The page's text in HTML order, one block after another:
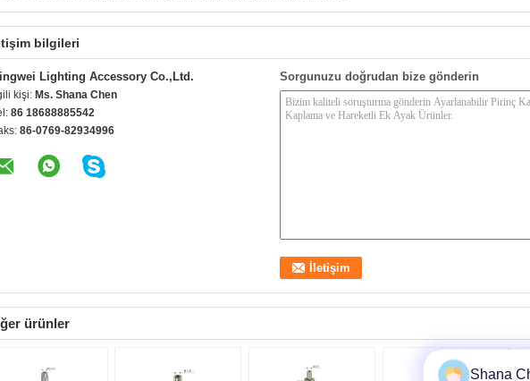
bilgileri
Lighting Accessory Co.,Ltd.
kişi: Ms. Shana Chen
86 18688885542
86-0769-82934996
Sorgunuzu doğrudan bize gönderin
ürünler
Shana